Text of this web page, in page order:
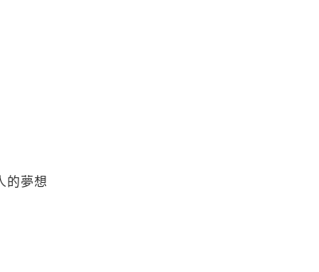
的夢想